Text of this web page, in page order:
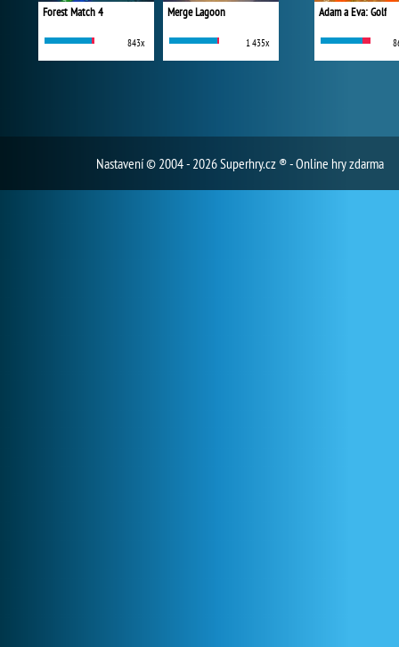
Forest Match 4
843x
Merge Lagoon
1 435x
Adam a Eva: Golf
Nastavení© 2004 - 2026 Superhry.cz ® - Online hry zdarma